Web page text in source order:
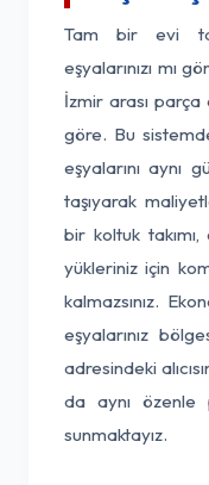
Tam bir evi
eşyalarınızı mı
İzmir arası parça
göre. Bu
eşyalarını aynı
taşıyarak
bir koltuk
yükleriniz için
kalmazsınız.
eşyalarınız
adresindeki
da aynı özenle
sunmaktayız.